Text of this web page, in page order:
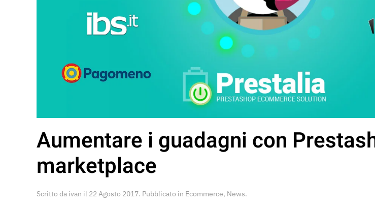
Aumentare i guadagni con
marketplace
Scritto da ivan il 22 Agosto 2017. Pubblicato in Ecommerce, News.